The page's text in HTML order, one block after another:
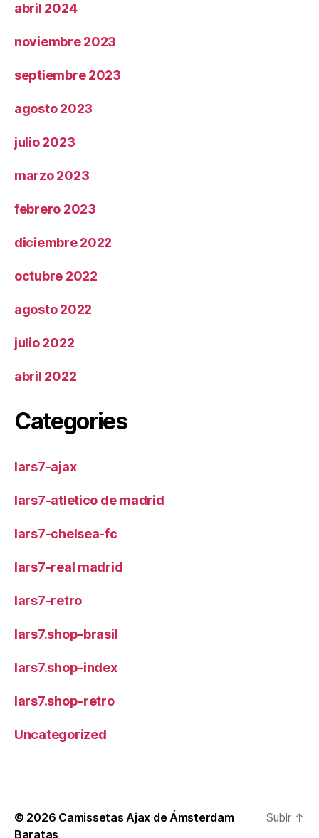
abril 2024
noviembre 2023
septiembre 2023
agosto 2023
julio 2023
marzo 2023
febrero 2023
diciembre 2022
octubre 2022
agosto 2022
julio 2022
abril 2022
Categories
lars7-ajax
lars7-atletico de madrid
lars7-chelsea-fc
lars7-real madrid
lars7-retro
lars7.shop-brasil
lars7.shop-index
lars7.shop-retro
Uncategorized
© 2026 Camissetas Ajax de Ámsterdam
Baratas
Subir ↑